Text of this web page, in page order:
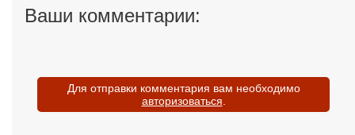
Ваши комментарии:
Для отправки комментария вам необходимо
авторизоваться